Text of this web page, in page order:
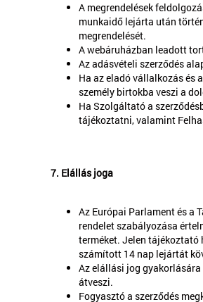
A megrendelések
munkaidő lejárta után
megrendelését.
A webáruházban leadott
Az adásvételi szerződés
Ha az eladó vállalkozás és
személy birtokba veszi a
Ha Szolgáltató a
tájékoztatni, valamint
7. Elállás joga
Az Európai Parlament és a
rendelet szabályozása
terméket. Jelen tájékoztató
számított 14 nap lejártát
Az elállási jog
átveszi.
Fogyasztó a szerződés